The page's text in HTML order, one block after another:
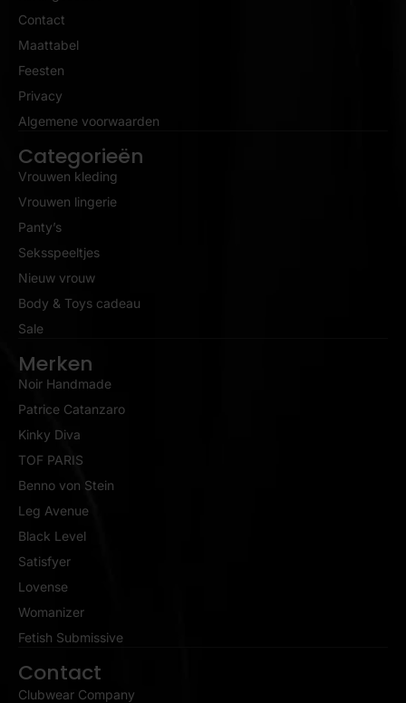
Contact
Maattabel
Feesten
Privacy
Algemene voorwaarden
Categorieën
Vrouwen kleding
Vrouwen lingerie
Panty’s
Seksspeeltjes
Nieuw vrouw
Body & Toys cadeau
Sale
Merken
Noir Handmade
Patrice Catanzaro
Kinky Diva
TOF PARIS
Benno von Stein
Leg Avenue
Black Level
Satisfyer
Lovense
Womanizer
Fetish Submissive
Contact
Clubwear Company